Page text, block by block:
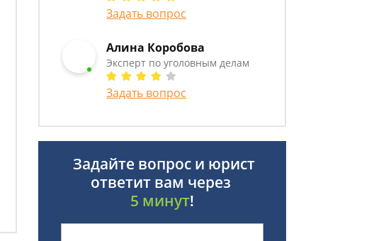
Задать вопрос
Алина Коробова
Эксперт по уголовным делам
Задать вопрос
Задайте вопрос и юрист
ответит вам через
5 минут!